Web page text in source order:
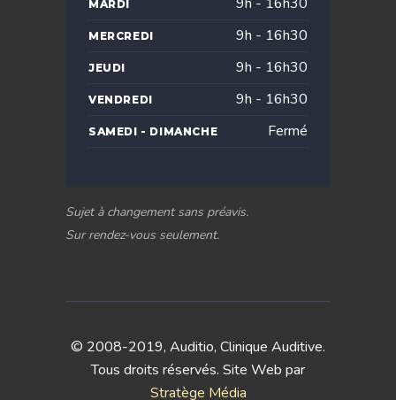
MARDI
MERCREDI 9h - 16h30
JEUDI 9h - 16h30
VENDREDI 9h - 16h30
SAMEDI - DIMANCHE Fermé
Sujet à changement sans préavis.
Sur rendez-vous seulement.
© 2008-2019, Auditio, Clinique Auditive.
Tous droits réservés. Site Web par
Stratège Média